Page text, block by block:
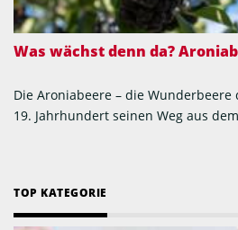
Was wächst denn da?
Die Aroniabeere – die
19. Jahrhundert seinen Weg aus
TOP KATEGORIE